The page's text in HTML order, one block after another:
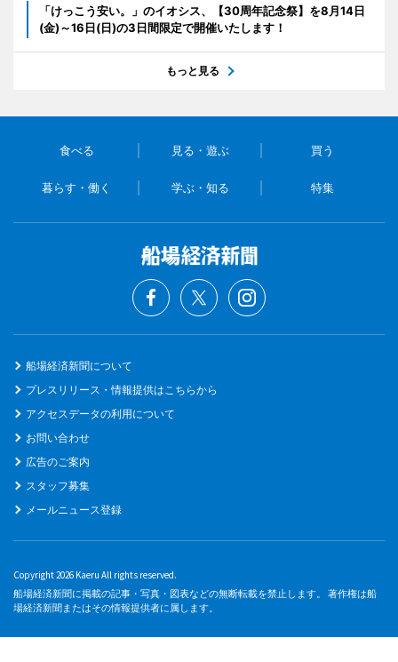
「けっこう安い。」のイオシス、【30周年記念祭】を8月14日
(金)～16日(日)の3日間限定で開催いたします！
もっと見る
食べる 見る・遊ぶ 買う
暮らす・働く 学ぶ・知る 特集
船場経済新聞について
プレスリリース・情報提供はこちらから
アクセスデータの利用について
お問い合わせ
広告のご案内
スタッフ募集
メールニュース登録
Copyright 2026 Kaeru All rights reserved.
船場経済新聞に掲載の記事・写真・図表などの無断転載を禁止します。 著作権は船
場経済新聞またはその情報提供者に属します。